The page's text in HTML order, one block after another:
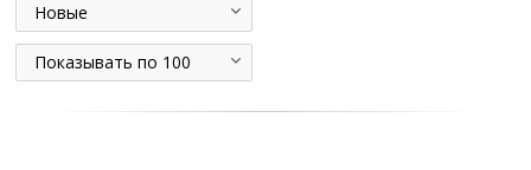
Новые
Показывать по 100